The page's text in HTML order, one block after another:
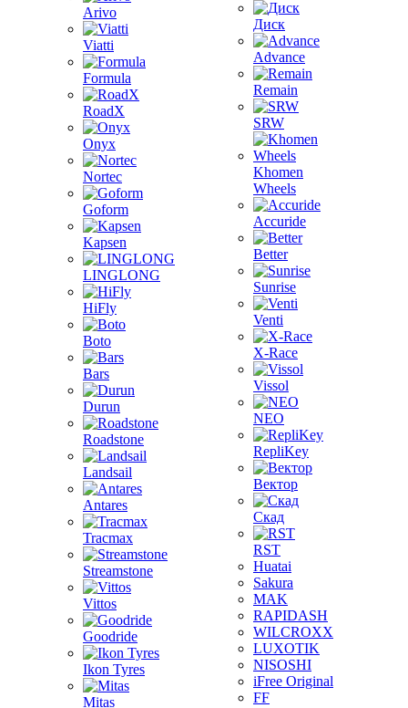
Arivo
Viatti
Formula
RoadX
Onyx
Nortec
Goform
Kapsen
LINGLONG
HiFly
Boto
Bars
Durun
Roadstone
Landsail
Antares
Tracmax
Streamstone
Vittos
Goodride
Ikon Tyres
Mitas
Диск
Advance
Remain
SRW
Khomen
Wheels
Accuride
Better
Sunrise
Venti
X-Race
Vissol
NEO
RepliKey
Вектор
Скад
RST
Huatai
Sakura
MAK
RAPIDASH
WILCROXX
LUXOTIK
NISOSHI
iFree Original
FF